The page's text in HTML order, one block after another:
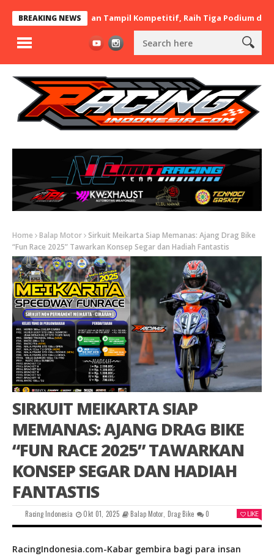
BREAKING NEWS
Asal Lamongan Tampil Kompetitif, Raih Tiga Podium di IMB
Home Balap Motor Sirkuit Meikarta Siap Memanas: Ajang Drag Bike
“Fun Race 2025” Tawarkan Konsep Segar dan Hadiah Fantastis
SIRKUIT MEIKARTA SIAP
MEMANAS: AJANG DRAG BIKE
“FUN RACE 2025” TAWARKAN
KONSEP SEGAR DAN HADIAH
FANTASTIS
Racing Indonesia Okt 01, 2025 Balap Motor, Drag Bike 0 LIKE
RacingIndonesia.com-Kabar gembira bagi para insan